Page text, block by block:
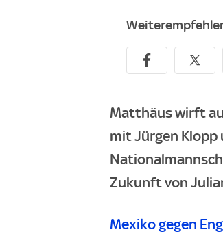
Matthäus wirft
mit Jürgen Klopp
Zukunft von
Mexiko gegen